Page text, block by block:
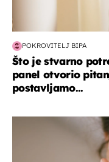
POKROVITELJ BIPA
Što je stvarno
panel otvorio
postavljamo...
moda & ljepota